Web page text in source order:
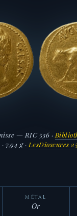
— RIC 536 ·
· 7,94 g · LesDioscures
MÉTAL
Or